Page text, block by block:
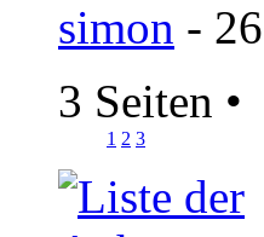
simon -
3 Seiten •
1 2 3